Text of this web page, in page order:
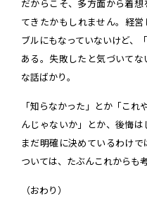
だからこそ、多方面から着
てきたかもしれません。経
ブルにもなっていないけど、
ある。失敗したと気づいて
な話ばかり。
「知らなかった」とか「これ
んじゃないか」とか、後悔は
まだ明確に決めているわけ
ついては、たぶんこれからも
（おわり）